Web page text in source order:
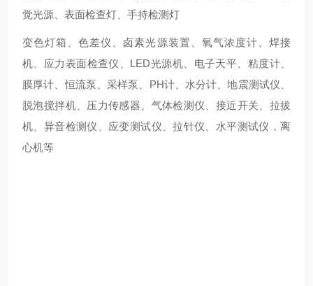
觉光源、表面检查灯、手持检测灯
变色灯箱、色差仪、卤素光源装置、氧气浓度计、焊接
机、应力表面检查仪、LED光源机、电子天平、粘度计、
膜厚计、恒流泵、采样泵、PH计、水分计、地震测试仪、
脱泡搅拌机、压力传感器、气体检测仪、接近开关、拉拔
机、异音检测仪、应变测试仪、拉针仪、水平测试仪，离
心机等